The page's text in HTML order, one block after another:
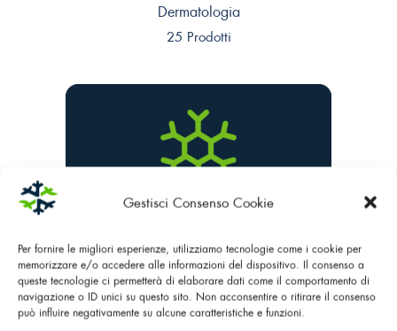
Gestisci Consenso Cookie
Per fornire le migliori esperienze, utilizziamo tecnologie come i cookie per
memorizzare e/o accedere alle informazioni del dispositivo. Il consenso a
queste tecnologie ci permetterà di elaborare dati come il comportamento di
navigazione o ID unici su questo sito. Non acconsentire o ritirare il consenso
può influire negativamente su alcune caratteristiche e funzioni.
Dermatologia
25 Prodotti